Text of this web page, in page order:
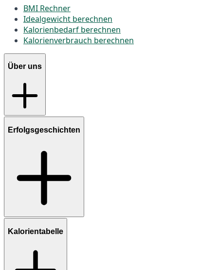
BMI Rechner
Idealgewicht berechnen
Kalorienbedarf berechnen
Kalorienverbrauch berechnen
Über uns
Erfolgsgeschichten
Kalorientabelle